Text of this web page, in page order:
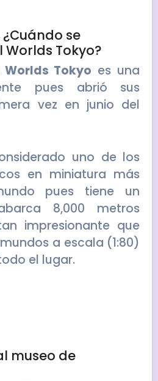
se
Tokyo?
Worlds Tokyo es una
pues abrió sus
vez en junio del
uno de los
en miniatura más
pues tiene un
8,000 metros
impresionante que
a escala (1:80)
el lugar.
museo de